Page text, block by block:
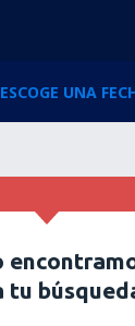
ESCOGE UNA
tu